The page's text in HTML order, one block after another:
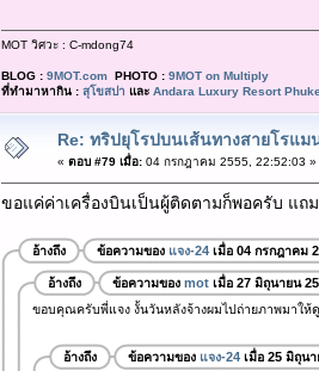
MOT วิศวะ : C-mdong74
BLOG : 9MOT.comPHOTO : 9MOT on Multiply
ที่ทำมาหากิน : สุโขสปา และ Andara Luxury Resort
Re: ทริปยุโรปบนเส้นทางสายโรแม
« ตอบ #79 เมื่อ:04 กรกฎาคม 2555, 22:52:03 »
ขอแค่ค่าเครื่องบินเป็นผู้ติดตามก็พอครับ แถ
อ้างถึง ข้อความของ แจง-24เมื่อ 04 กรกฎาคม
อ้างถึง ข้อความของ motเมื่อ 27 มิถุนายน
ขอบคุณครับพี่แจง งั้นวันหลังจ้างผมไปถ่ายภาพมาให้
อ้างถึง ข้อความของ แจง-24เมื่อ 25 มิถุนา